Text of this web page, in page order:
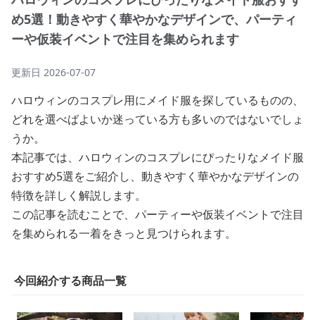
め5選！動きやすく華やかなデザインで、パーティ
ーや仮装イベントで注目を集められます
更新日 2026-07-07
ハロウィンのコスプレ用にメイド服を探しているものの、
どれを選べばよいか迷っている方も多いのではないでしょ
うか。
本記事では、ハロウィンのコスプレにぴったりなメイド服
おすすめ5選をご紹介し、動きやすく華やかなデザインの
特徴を詳しく解説します。
この記事を読むことで、パーティーや仮装イベントで注目
を集められる一着をきっと見つけられます。
今回紹介する商品一覧